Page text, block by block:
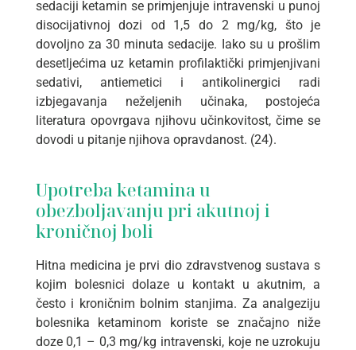
sedaciji ketamin se primjenjuje intravenski u punoj
disocijativnoj dozi od 1,5 do 2 mg/kg, što je
dovoljno za 30 minuta sedacije. Iako su u prošlim
desetljećima uz ketamin profilaktički primjenjivani
sedativi, antiemetici i antikolinergici radi
izbjegavanja neželjenih učinaka, postojeća
literatura opovrgava njihovu učinkovitost, čime se
dovodi u pitanje njihova opravdanost. (24).
Upotreba ketamina u
obezboljavanju pri akutnoj i
kroničnoj boli
Hitna medicina je prvi dio zdravstvenog sustava s
kojim bolesnici dolaze u kontakt u akutnim, a
često i kroničnim bolnim stanjima. Za analgeziju
bolesnika ketaminom koriste se značajno niže
doze 0,1 – 0,3 mg/kg intravenski, koje ne uzrokuju